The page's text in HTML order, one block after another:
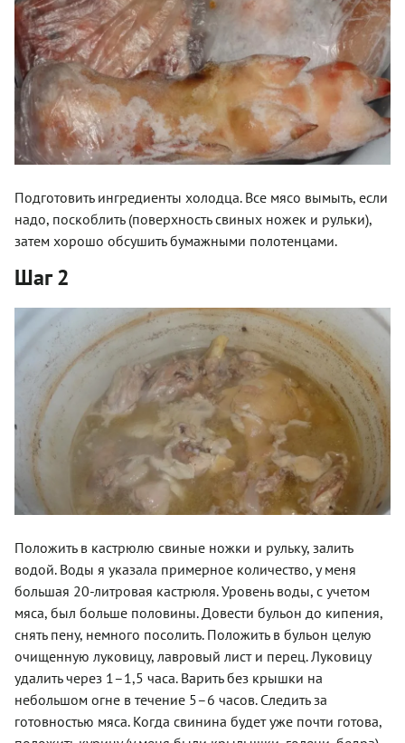
Подготовить ингредиенты холодца. Все мясо вымыть, если
надо, поскоблить (поверхность свиных ножек и рульки),
затем хорошо обсушить бумажными полотенцами.
Шаг 2
Положить в кастрюлю свиные ножки и рульку, залить
водой. Воды я указала примерное количество, у меня
большая 20-литровая кастрюля. Уровень воды, с учетом
мяса, был больше половины. Довести бульон до кипения,
снять пену, немного посолить. Положить в бульон целую
очищенную луковицу, лавровый лист и перец. Луковицу
удалить через 1–1,5 часа. Варить без крышки на
небольшом огне в течение 5–6 часов. Следить за
готовностью мяса. Когда свинина будет уже почти готова,